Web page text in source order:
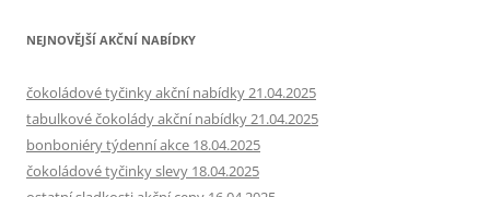
NEJNOVĚJŠÍ AKČNÍ NABÍDKY
čokoládové tyčinky akční nabídky 21.04.2025
tabulkové čokolády akční nabídky 21.04.2025
bonboniéry týdenní akce 18.04.2025
čokoládové tyčinky slevy 18.04.2025